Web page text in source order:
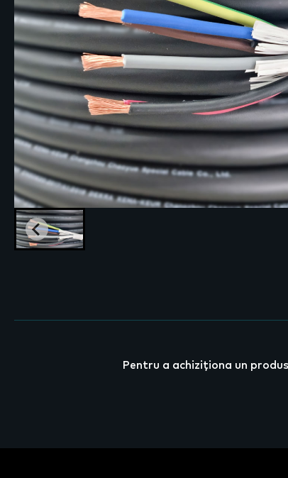
Pentru a achiziționa un